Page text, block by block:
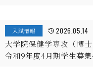
入試情報 2026.05.14
大学院保健学専攻（博
令和9年度4月期学生募集